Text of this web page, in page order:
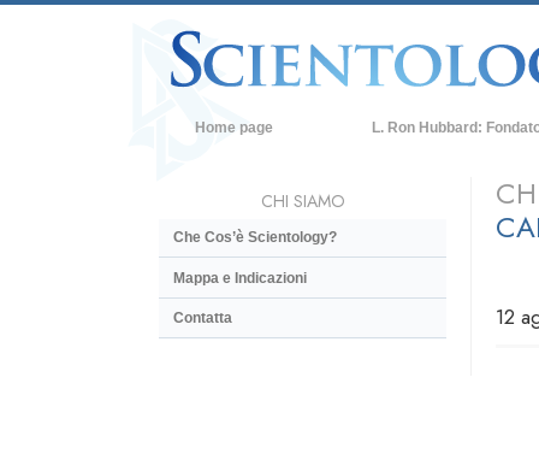
Home page L. Ron Hubbard:
12
CHI SIAMO
Che Cos’è Scientology?
Mappa e Indicazioni
Contatta